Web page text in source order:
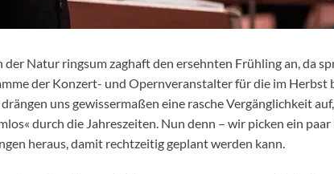
der Natur ringsum zaghaft den ersehnten Frühling an, da
der Konzert- und Opernveranstalter für die im Herbst
uns gewissermaßen eine rasche Vergänglichkeit
durch die Jahreszeiten. Nun denn – wir picken ein paar
heraus, damit rechtzeitig geplant werden kann.